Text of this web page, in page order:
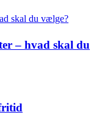
– hvad skal du